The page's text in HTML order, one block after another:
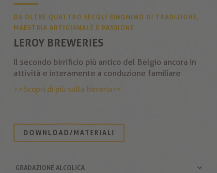
DA OLTRE QUATTRO SECOLI SINONIMO DI TRADIZIONE,
MAESTRIA ARTIGIANALE E PASSIONE
LEROY BREWERIES
Il secondo birrificio più antico del Belgio ancora in
attività e interamente a conduzione familiare
>>Scopri di più sulla birreria<<
DOWNLOAD/MATERIALI